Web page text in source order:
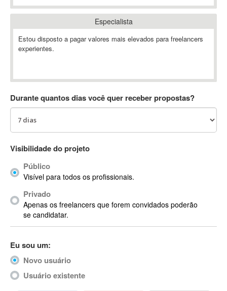
Ableton
Ableton Push
Abstract
AC3
ACID Pro
ACPI
Acrobat
Acrobat X
Acronis
ACT
Actimize
ActionScript
ActionScript 3
Especialista
Estou disposto a pagar valores mais elevados para freelancers
experientes.
Durante quantos dias você quer receber propostas?
Visibilidade do projeto
Público
Visível para todos os profissionais.
Privado
Apenas os freelancers que forem convidados poderão
se candidatar.
Eu sou um:
Novo usuário
Usuário existente